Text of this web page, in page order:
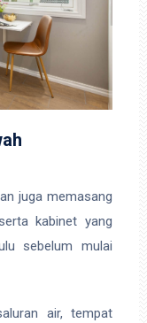
juga memasang
kabinet yang
sebelum mulai
air, tempat